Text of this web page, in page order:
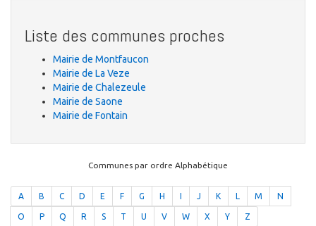
Liste des communes proches
Mairie de Montfaucon
Mairie de La Veze
Mairie de Chalezeule
Mairie de Saone
Mairie de Fontain
Communes par ordre Alphabétique
A B C D E F G H J K L M N
O P Q R S T U V W X Y Z